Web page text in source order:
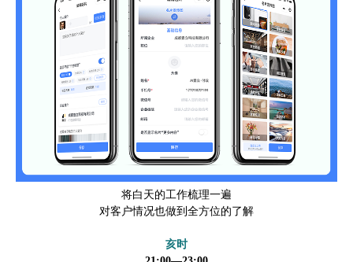
将白天的工作梳理一遍
对客户情况也做到全方位的了解
亥时